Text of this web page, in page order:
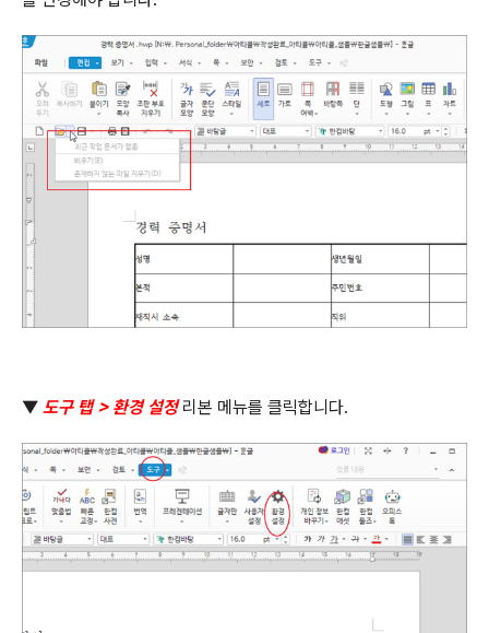
▼ 도구 탭> 환경 설정 리본 메뉴를 클릭합니다.